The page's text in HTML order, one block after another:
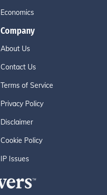
Economics
Company
About Us
Contact Us
Terms of Service
Privacy Policy
Disclaimer
Cookie Policy
IP Issues